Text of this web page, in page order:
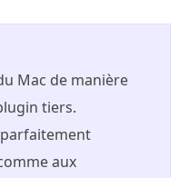
Mac de manière
tiers.
aux